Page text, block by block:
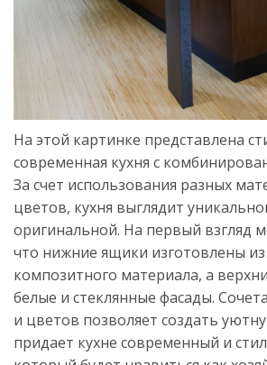
На этой картинке представлена
современная кухня с
За счет использования разных
цветов, кухня выглядит
оригинальной. На первый взгляд
что нижние ящики изготовлены
композитного материала, а
белые и стеклянные фасады.
и цветов позволяет создать
придает кухне современный и